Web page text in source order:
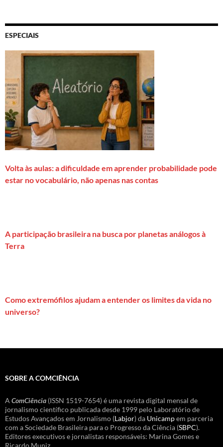
ESPECIAIS
Volta às aulas: a dificuldade em aprender probabilidade pode
estar no vocabulário, não apenas nas contas
A participação brasileira na busca por planetas análogos à
Terra
Como extremófilos ajudam a entender os limites da vida no
universo?
SOBRE A COMCIÊNCIA
A ComCiência (ISSN 1519-7654) é uma revista digital mensal de
jornalismo científico publicada desde 1999 pelo Laboratório de
Estudos Avançados em Jornalismo (Labjor) da Unicampem parceria
com a Sociedade Brasileira para o Progresso da Ciência (SBPC).
Editores executivos e jornalistas responsáveis: Marina Gomes e
Ricardo Muniz.